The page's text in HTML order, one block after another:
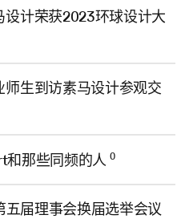
计荣获2023环球设计大
生到访素马设计参观交
那些同频的人 0
届理事会换届选举会议